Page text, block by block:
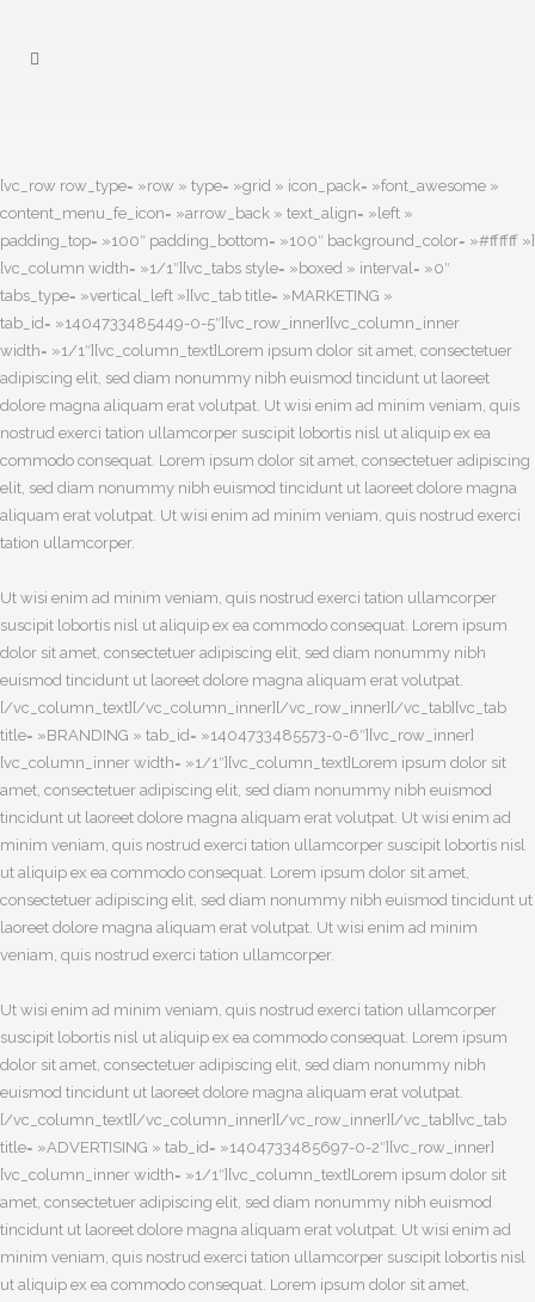
[vc_row row_type= »row » type= »grid » icon_pack= »font_awesome »
content_menu_fe_icon= »arrow_back » text_align= »left »
padding_top= »100″ padding_bottom= »100″ background_color= »#ffffff »]
[vc_column width= »1/1″][vc_tabs style= »boxed » interval= »0″
tabs_type= »vertical_left »][vc_tab title= »MARKETING »
tab_id= »1404733485449-0-5″][vc_row_inner][vc_column_inner
width= »1/1″][vc_column_text]Lorem ipsum dolor sit amet, consectetuer
adipiscing elit, sed diam nonummy nibh euismod tincidunt ut laoreet
dolore magna aliquam erat volutpat. Ut wisi enim ad minim veniam, quis
nostrud exerci tation ullamcorper suscipit lobortis nisl ut aliquip ex ea
commodo consequat. Lorem ipsum dolor sit amet, consectetuer adipiscing
elit, sed diam nonummy nibh euismod tincidunt ut laoreet dolore magna
aliquam erat volutpat. Ut wisi enim ad minim veniam, quis nostrud exerci
tation ullamcorper.
Ut wisi enim ad minim veniam, quis nostrud exerci tation ullamcorper
suscipit lobortis nisl ut aliquip ex ea commodo consequat. Lorem ipsum
dolor sit amet, consectetuer adipiscing elit, sed diam nonummy nibh
euismod tincidunt ut laoreet dolore magna aliquam erat volutpat.
[/vc_column_text][/vc_column_inner][/vc_row_inner][/vc_tab][vc_tab
title= »BRANDING » tab_id= »1404733485573-0-6″][vc_row_inner]
[vc_column_inner width= »1/1″][vc_column_text]Lorem ipsum dolor sit
amet, consectetuer adipiscing elit, sed diam nonummy nibh euismod
tincidunt ut laoreet dolore magna aliquam erat volutpat. Ut wisi enim ad
minim veniam, quis nostrud exerci tation ullamcorper suscipit lobortis nisl
ut aliquip ex ea commodo consequat. Lorem ipsum dolor sit amet,
consectetuer adipiscing elit, sed diam nonummy nibh euismod tincidunt ut
laoreet dolore magna aliquam erat volutpat. Ut wisi enim ad minim
veniam, quis nostrud exerci tation ullamcorper.
Ut wisi enim ad minim veniam, quis nostrud exerci tation ullamcorper
suscipit lobortis nisl ut aliquip ex ea commodo consequat. Lorem ipsum
dolor sit amet, consectetuer adipiscing elit, sed diam nonummy nibh
euismod tincidunt ut laoreet dolore magna aliquam erat volutpat.
[/vc_column_text][/vc_column_inner][/vc_row_inner][/vc_tab][vc_tab
title= »ADVERTISING » tab_id= »1404733485697-0-2″][vc_row_inner]
[vc_column_inner width= »1/1″][vc_column_text]Lorem ipsum dolor sit
amet, consectetuer adipiscing elit, sed diam nonummy nibh euismod
tincidunt ut laoreet dolore magna aliquam erat volutpat. Ut wisi enim ad
minim veniam, quis nostrud exerci tation ullamcorper suscipit lobortis nisl
ut aliquip ex ea commodo consequat. Lorem ipsum dolor sit amet,